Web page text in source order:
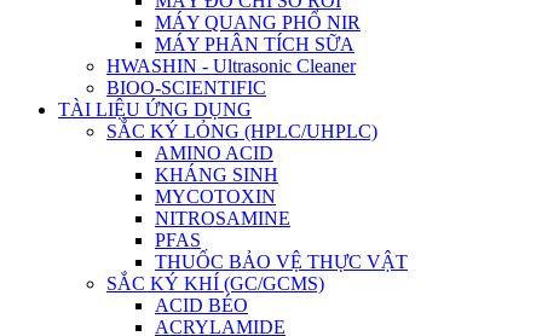
MÁY QUANG PHỔ NIR
MÁY PHÂN TÍCH SỮA
HWASHIN - Ultrasonic Cleaner
BIOO-SCIENTIFIC
TÀI LIỆU ỨNG DỤNG
SẮC KÝ LỎNG (HPLC/UHPLC)
AMINO ACID
KHÁNG SINH
MYCOTOXIN
NITROSAMINE
PFAS
THUỐC BẢO VỆ THỰC VẬT
SẮC KÝ KHÍ (GC/GCMS)
ACID BÉO
ACRYLAMIDE